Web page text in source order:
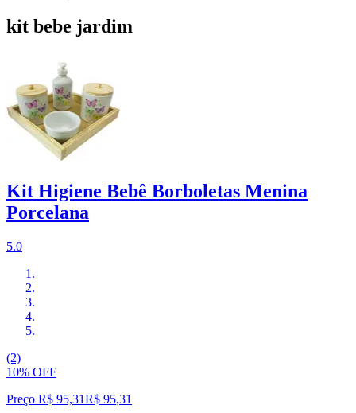
kit bebe jardim
Kit Higiene Bebê Borboletas Menina
Porcelana
5.0
(2)
10% OFF
Preço R$ 95,31R$ 95,31